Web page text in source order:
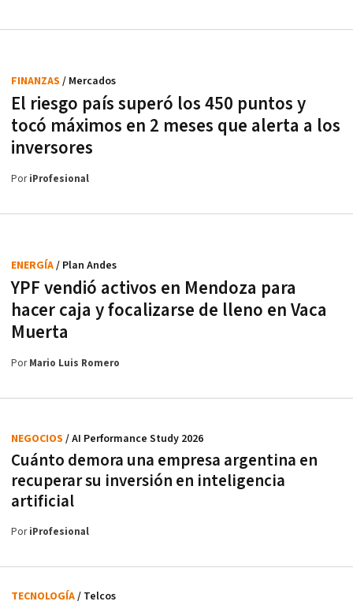
El riesgo país superó los 450 puntos y
tocó máximos en 2 meses que alerta a los
inversores
FINANZAS / Mercados
PoriProfesional
YPF vendió activos en Mendoza para
hacer caja y focalizarse de lleno en Vaca
Muerta
ENERGÍA/ Plan Andes
PorMario Luis Romero
Cuánto demora una empresa argentina en
recuperar su inversión en inteligencia
artificial
NEGOCIOS / AI Performance Study 2026
PoriProfesional
TECNOLOGÍA/ Telcos